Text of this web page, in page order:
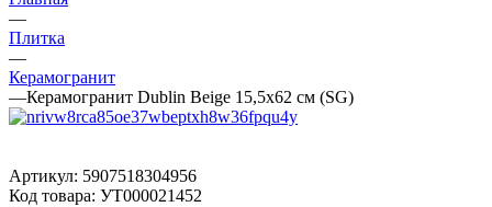
—
Плитка
—
Керамогранит
—Керамогранит Dublin Beige 15,5x62 см (SG)
Артикул: 5907518304956
Код товара: УТ000021452